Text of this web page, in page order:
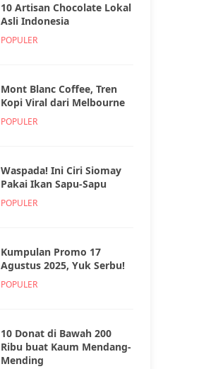
10 Artisan Chocolate Lokal
Asli Indonesia
POPULER
Mont Blanc Coffee, Tren
Kopi Viral dari Melbourne
POPULER
Waspada! Ini Ciri Siomay
Pakai Ikan Sapu-Sapu
POPULER
Kumpulan Promo 17
Agustus 2025, Yuk Serbu!
POPULER
10 Donat di Bawah 200
Ribu buat Kaum Mendang-
Mending